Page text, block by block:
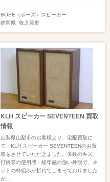
BOSE（ボーズ） スピーカー
静岡県 牧之原市
KLH スピーカー SEVENTEEN 買取
情報
山梨県山梨市のお客様より、宅配買取に
て、KLH スピーカー SEVENTEENのお買
取をさせていただきました。多数のキズ、
打痕等の使用感・経年感の強い外観で、ネ
ットの枠組みが折れてしまっておりました
が ...